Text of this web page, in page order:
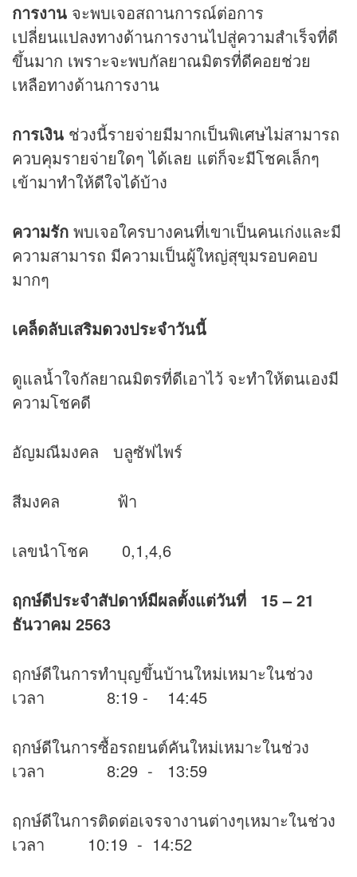
การงาน จะพบเจอสถานการณ์ต่อการ
เปลี่ยนแปลงทางด้านการงานไปสู่ความสำเร็จที่ดี
ขึ้นมาก เพราะจะพบกัลยาณมิตรที่ดีคอยช่วย
เหลือทางด้านการงาน
การเงิน ช่วงนี้รายจ่ายมีมากเป็นพิเศษไม่สามารถ
ควบคุมรายจ่ายใดๆ ได้เลย แต่ก็จะมีโชคเล็กๆ
เข้ามาทำให้ดีใจได้บ้าง
ความรัก พบเจอใครบางคนที่เขาเป็นคนเก่งและมี
ความสามารถ มีความเป็นผู้ใหญ่สุขุมรอบคอบ
มากๆ
เคล็ดลับเสริมดวงประจำวันนี้
ดูแลน้ำใจกัลยาณมิตรที่ดีเอาไว้ จะทำให้ตนเองมี
ความโชคดี
อัญมณีมงคล บลูซัฟไพร์
สีมงคล ฟ้า
เลขนำโชค 0,1,4,6
ฤกษ์ดีประจำสัปดาห์มีผลตั้งแต่วันที่ 15 – 21
ธันวาคม 2563
ฤกษ์ดีในการทำบุญขึ้นบ้านใหม่เหมาะในช่วง
เวลา 8:19 - 14:45
ฤกษ์ดีในการซื้อรถยนต์คันใหม่เหมาะในช่วง
เวลา 8:29 - 13:59
ฤกษ์ดีในการติดต่อเจรจางานต่างๆเหมาะในช่วง
เวลา 10:19 - 14:52